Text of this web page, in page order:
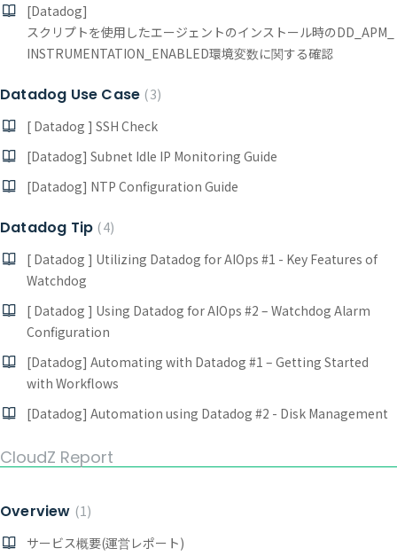
[Datadog]
スクリプトを使用したエージェントのインストール時のDD_APM_
INSTRUMENTATION_ENABLED環境変数に関する確認
Datadog Use Case 3
[ Datadog ] SSH Check
[Datadog] Subnet Idle IP Monitoring Guide
[Datadog] NTP Configuration Guide
Datadog Tip 4
[ Datadog ] Utilizing Datadog for AIOps #1 - Key Features of
Watchdog
[ Datadog ] Using Datadog for AIOps #2 – Watchdog Alarm
Configuration
[Datadog] Automating with Datadog #1 – Getting Started
with Workflows
[Datadog] Automation using Datadog #2 - Disk Management
CloudZ Report
Overview 1
サービス概要(運営レポート)